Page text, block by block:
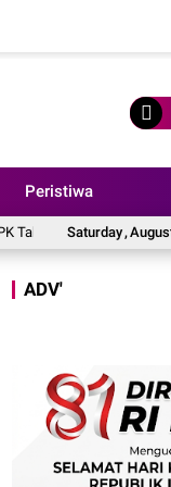
Peristiwa
Saturday,
Akun FB Bang Haye
ADV'